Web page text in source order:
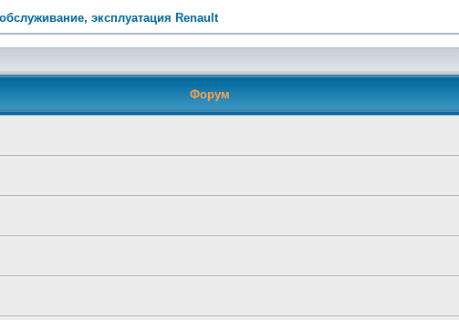
эксплуатация Renault
Форум